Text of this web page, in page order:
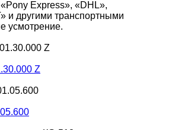
Express», «DHL»,
и другими транспортными
усмотрение.
Z